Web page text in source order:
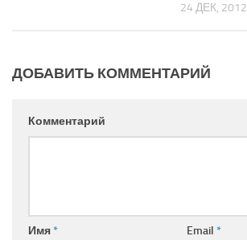
24 ДЕК, 2012
ДОБАВИТЬ КОММЕНТАРИЙ
Комментарий
Имя* Email *